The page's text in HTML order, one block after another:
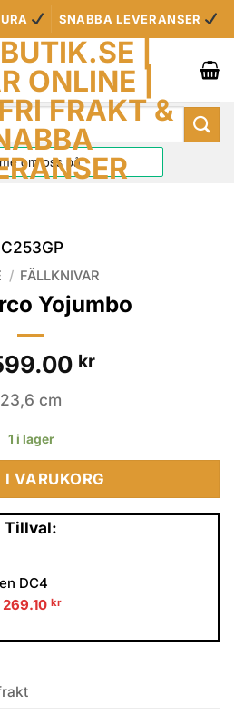
SNABBA LEVERANSER
/ FÄLLKNIVAR
Yojumbo
kr
23,6 cm
1 i lager
I VARUKORG
Tillval:
DC4
Original
was:
269.10 krCurrent
is: